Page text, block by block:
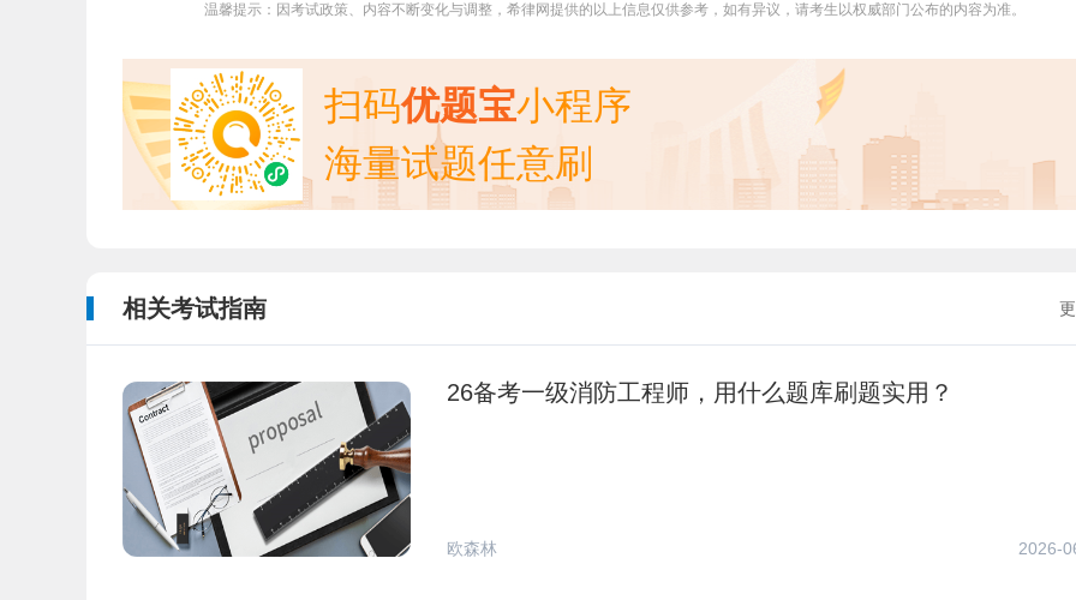
温馨提示：因考试政策、内容不断变化与调整，希律网提供的以上信息仅供参考，如有异议，请考生以权威部门公布的内容为准。
扫码优题宝小程序
海量试题任意刷
相关考试指南
26备考一级消防工程师，用什么题库刷题实用？
欧森林 2026-